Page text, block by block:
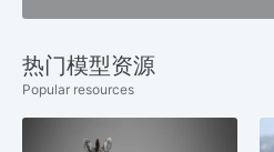
热门模型资源
Popular resources